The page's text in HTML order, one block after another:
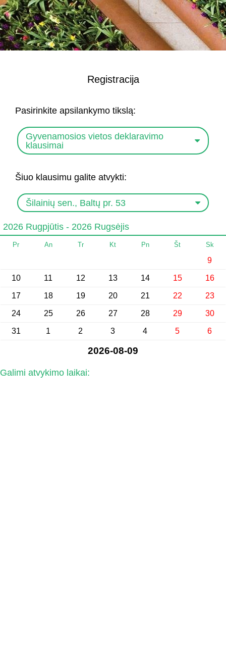
Registracija
Pasirinkite apsilankymo tikslą:
Gyvenamosios vietos deklaravimo
klausimai
Šiuo klausimu galite atvykti:
Šilainių sen., Baltų pr. 53
2026 Rugpjūtis - 2026 Rugsėjis
Pr An Tr Kt Pn Št Sk
9
10 11 12 13 14 15 16
17 18 19 20 21 22 23
24 25 26 27 28 29 30
31 1 2 3 4 5 6
2026-08-09
Galimi atvykimo laikai: